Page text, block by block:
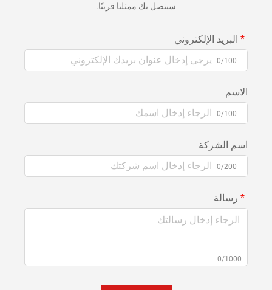
سيتصل بك ممثلنا قريبًا.
البريد الإلكتروني
0/100
الاسم
0/100
اسم الشركة
0/200
رسالة
0/1000